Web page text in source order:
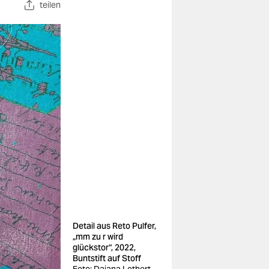
teilen
Detail aus Reto Pulfer,
„mm zu r wird
glückstor“, 2022,
Buntstift auf Stoff